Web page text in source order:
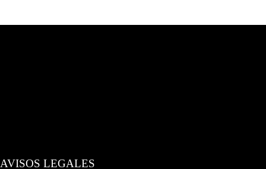
AVISOS LEGALES